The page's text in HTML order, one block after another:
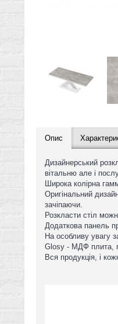
Опис
Дизайнерський
вітальню але і
Широка колірна
Оригінальний
зачіпаючи.
Розкласти стіл
Додаткова панель
На особливу увагу
Glosy - МДФ плита,
Вся продукція, і